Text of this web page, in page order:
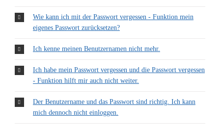
Wie kann ich mit der Passwort vergessen - Funktion mein
eigenes Passwort zurücksetzen?
Ich kenne meinen Benutzernamen nicht mehr.
Ich habe mein Passwort vergessen und die Passwort vergessen
- Funktion hilft mir auch nicht weiter.
Der Benutzername und das Passwort sind richtig. Ich kann
mich dennoch nicht einloggen.